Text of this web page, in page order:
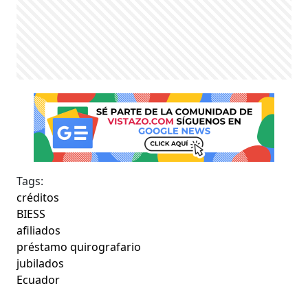
Tags:
créditos
BIESS
afiliados
préstamo quirografario
jubilados
Ecuador